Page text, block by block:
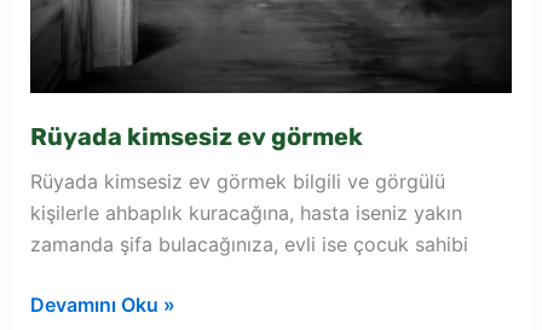
Rüyada kimsesiz ev görmek
Rüyada kimsesiz ev görmek bilgili ve görgülü
kişilerle ahbaplık kuracağına, hasta iseniz yakın
zamanda şifa bulacağınıza, evli ise çocuk sahibi
Rüyada
Devamını Oku »